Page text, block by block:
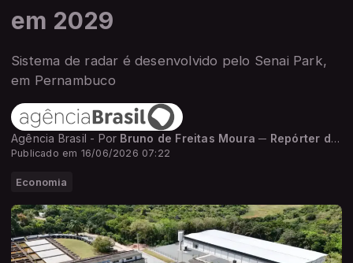
em 2029
Sistema de radar é desenvolvido pelo Senai Park,
em Pernambuco
Agência Brasil - Por Bruno de Freitas Moura ─ Repórter da Agência Brasil
Publicado em 16/06/2026 07:22
Economia